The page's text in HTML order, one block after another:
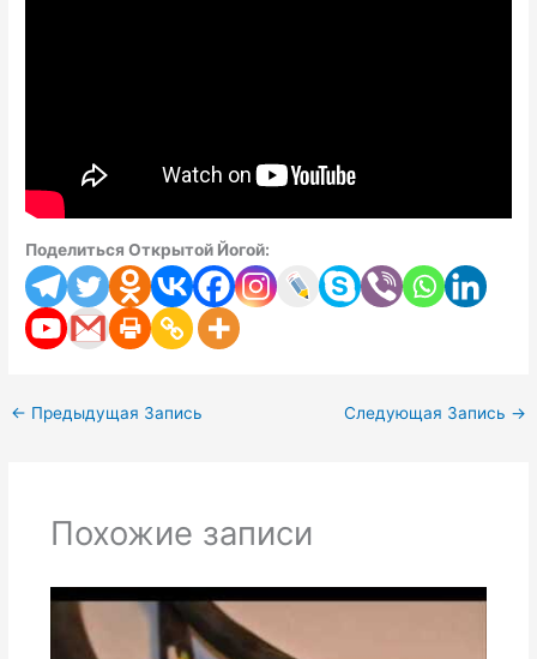
Поделиться Открытой Йогой:
← Предыдущая Запись Следующая Запись →
Похожие записи